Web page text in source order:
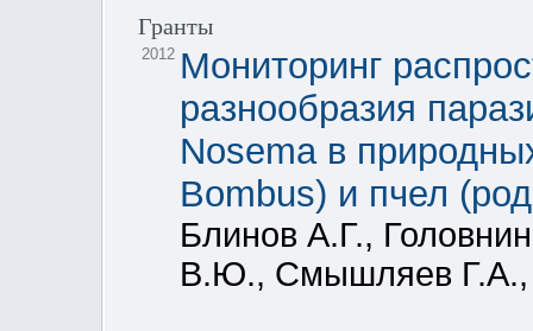
Гранты
2012 Мониторинг
разнообразия
Nosema в
Bombus) и пчел
Блинов А.Г.,
В.Ю., Смышляев Г.А.,